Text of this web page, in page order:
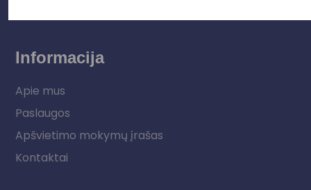
Informacija
Apie mus
Paslaugos
Apšvietimo mokymų įrašas
Kontaktai